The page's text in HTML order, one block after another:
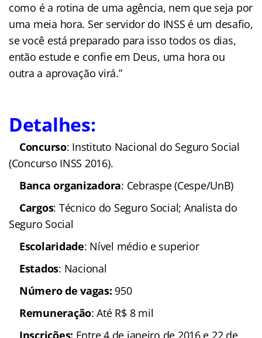
como é a rotina de uma agência, nem que seja por
uma meia hora. Ser servidor do INSS é um desafio,
se você está preparado para isso todos os dias,
então estude e confie em Deus, uma hora ou
outra a aprovação virá.”
Detalhes:
Concurso : Instituto
Nacional do Seguro Social (Concurso INSS 2016).
Banca organizadora:
Cebraspe (Cespe/UnB)
Seguro Social; Analista do Seguro Social